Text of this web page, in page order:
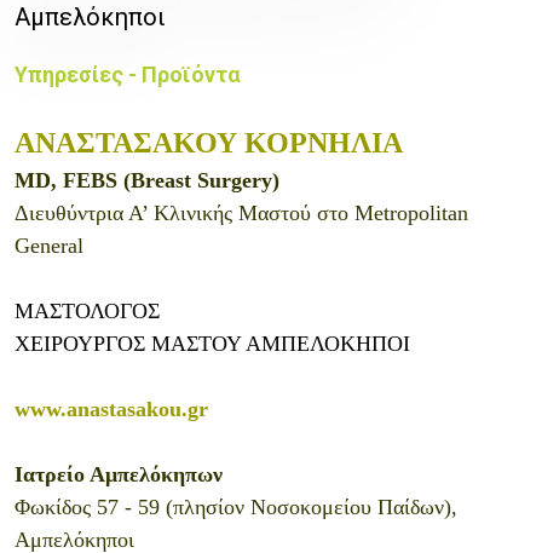
Αμπελόκηποι
Υπηρεσίες - Προϊόντα
ΑΝΑΣΤΑΣΑΚΟΥ ΚΟΡΝΗΛΙΑ
MD, FEBS (Breast Surgery)
Διευθύντρια Α’ Κλινικής Μαστού στο Metropolitan
General
ΜΑΣΤΟΛΟΓΟΣ
ΧΕΙΡΟΥΡΓΟΣ ΜΑΣΤΟΥ ΑΜΠΕΛΟΚΗΠΟΙ
www.anastasakou.gr
Ιατρείο Αμπελόκηπων
Φωκίδος 57 - 59 (πλησίον Νοσοκομείου Παίδων),
Αμπελόκηποι